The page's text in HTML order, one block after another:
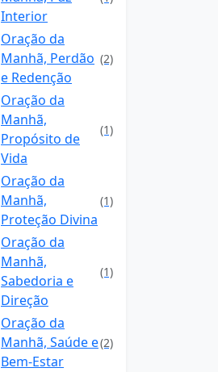
Interior
Oração da
Manhã, Perdão
e Redenção
(2)
Oração da
Manhã,
Propósito de
Vida
(1)
Oração da
Manhã,
Proteção Divina
(1)
Oração da
Manhã,
Sabedoria e
Direção
(1)
Oração da
Manhã, Saúde e
Bem-Estar
(2)